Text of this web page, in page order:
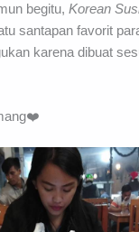
begitu,Korean
santapan favorit
karena dibuat